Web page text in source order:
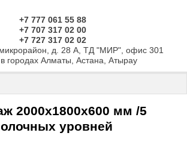
+7 777 061 55 88
+7 707 317 02 00
+7 727 317 02 02
д. 28 А, ТД "МИР", офис 301
городах Алматы, Астана, Атырау
Стеллажи с нагрузкой до 550 кг на полку
2000х1800х600 мм /5
уровней